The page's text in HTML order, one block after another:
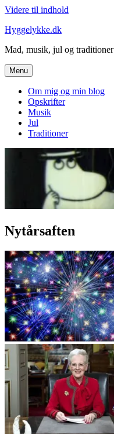
Videre til indhold
Hyggelykke.dk
Mad, musik, jul og traditioner
Menu
Om mig og min blog
Opskrifter
Musik
Jul
Traditioner
Nytårsaften